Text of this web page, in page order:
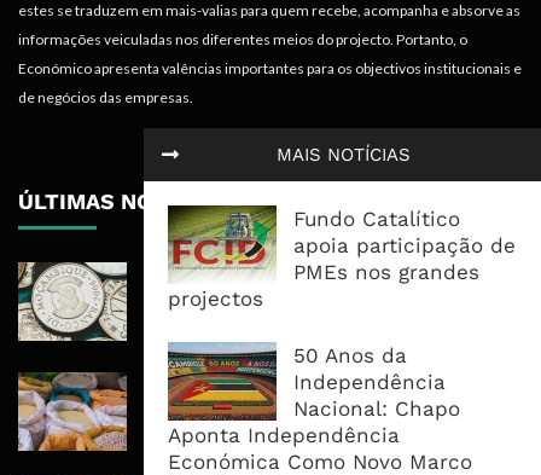
MAIS NOTÍCIAS
Fundo Catalítico
apoia participação de
PMEs nos grandes
projectos
50 Anos da
Independência
Nacional: Chapo
Aponta Independência
Económica Como Novo Marco
estes se traduzem em mais-valias para quem recebe, acompanha e absorve as
informações veiculadas nos diferentes meios do projecto. Portanto, o
Económico apresenta valências importantes para os objectivos institucionais e
de negócios das empresas.
ÚLTIMAS NOTÍCIAS
Economia Moçambicana Procura
Recuperar em 2026, Mas Crédito,
Commodities Agrícolas Entram Numa
Nova Fase de Risco Após Meses de
Oferta Confortável